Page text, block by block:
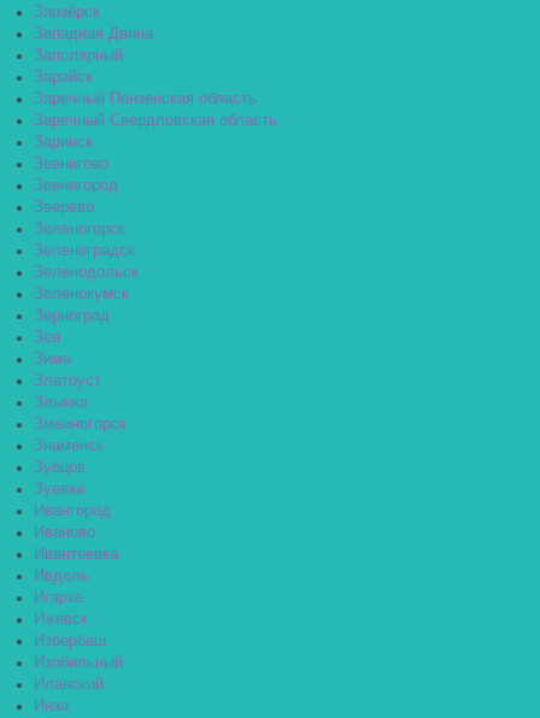
Заозёрск
Западная Двина
Заполярный
Зарайск
Заречный Пензенская область
Заречный Свердловская область
Заринск
Звенигово
Звенигород
Зверево
Зеленогорск
Зеленоградск
Зеленодольск
Зеленокумск
Зерноград
Зея
Зима
Златоуст
Злынка
Змеиногорск
Знаменск
Зубцов
Зуевка
Ивангород
Иваново
Ивантеевка
Ивдель
Игарка
Ижевск
Избербаш
Изобильный
Иланский
Инза